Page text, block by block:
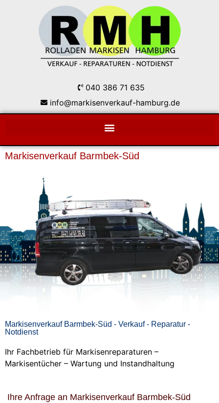
040 386 71 635
info@markisenverkauf-hamburg.de
Markisenverkauf Barmbek-Süd
Markisenverkauf Barmbek-Süd - Verkauf - Reparatur -
Notdienst
Ihr Fachbetrieb für Markisenreparaturen –
Markisentücher – Wartung und Instandhaltung
Ihre Anfrage an Markisenverkauf Barmbek-Süd